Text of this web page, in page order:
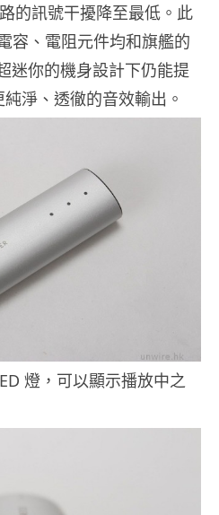
的訊號干擾降至最低。此
容、電阻元件均和旗艦的
迷你的機身設計下仍能提
淨、透徹的音效輸出。
燈，可以顯示播放中之